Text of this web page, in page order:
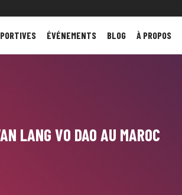
ÉVÉNEMENTS BLOG À PROPOS
LANG VO DAO AU MAROC